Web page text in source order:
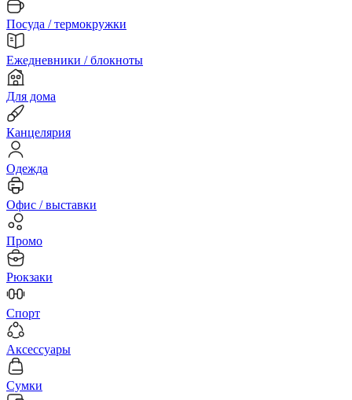
Посуда / термокружки
Ежедневники / блокноты
Для дома
Канцелярия
Одежда
Офис / выставки
Промо
Рюкзаки
Спорт
Аксессуары
Сумки